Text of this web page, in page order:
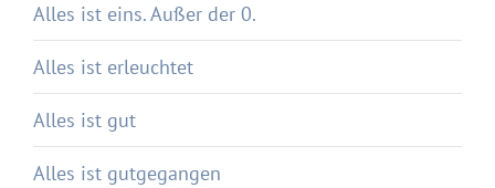
Alles ist eins. Außer der 0.
Alles ist erleuchtet
Alles ist gut
Alles ist gutgegangen